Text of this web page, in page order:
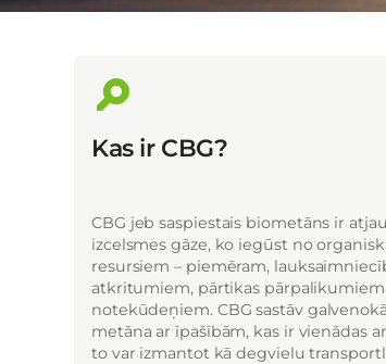
Kas ir CBG?
CBG jeb saspiestais biometāns ir
izcelsmes gāze, ko iegūst no
resursiem – piemēram,
atkritumiem, pārtikas pārpalikumiem
notekūdeņiem. CBG sastāv
metāna ar īpašībām, kas ir vienādas
to var izmantot kā degvielu